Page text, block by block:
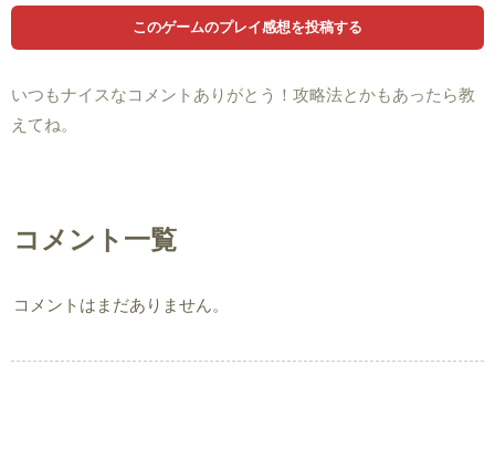
いつもナイスなコメントありがとう！攻略法とかもあったら教
えてね。
コメント一覧
コメントはまだありません。